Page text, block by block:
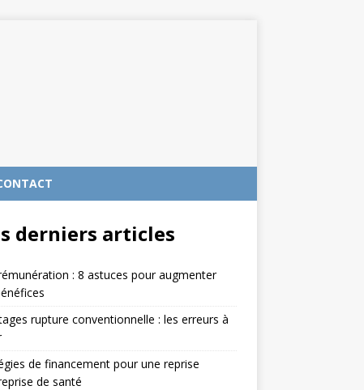
derniers articles
: 8 astuces pour augmenter
rupture conventionnelle : les erreurs à
de financement pour une reprise
de santé